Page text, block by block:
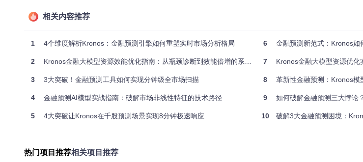
模型参数：基础配置约4-8GB
输入数据缓存：(窗口长度 × 批次大小 × 特征数) × 4字节
以下是三种典型应用场景的硬件配置建议：
🔧快速验证场景
窗口长度：90步
批次大小：50
最低配置：12GB显存（如RTX 3080）
适用任务：examples/prediction_example.py中的基础预测验证
窗口长度：512步
批次大小：32
相关内容推荐
1 4个维度解析Kronos：金融预测引擎如何重塑实时市场分析格局
2 Kronos金融大模型资源效能优化指南：从瓶颈诊断到效能倍增的系统方法
3 3大突破！金融预测工具如何实现分钟级全市场扫描
4 金融预测AI模型实战指南：破解市场非线性特征的技术路径
5 4大突破让Kronos在千股预测场景实现8分钟极速响应
6 金融预测新范式：Kronos如
7 Kronos金融大模型资源优
8 革新性金融预测：Kronos模
9 如何破解金融预测三大悖论
10 破解3大金融预测困境：
热门项目推荐相关项目推荐